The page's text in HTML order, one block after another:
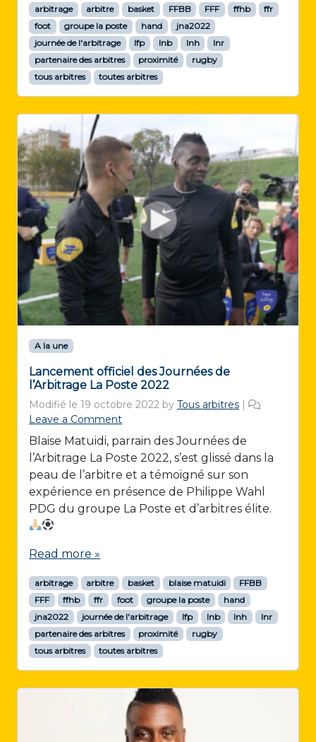
arbitrage arbitre basket FFBB FFF ffhb
ffr
foot
groupe la poste hand
jna2022
journée de l'arbitrage
lfp lnb lnh
lnr
partenaire des arbitres
proximité
rugby
tous arbitres
toutes arbitres
A la une
Lancement officiel des Journées de
l’Arbitrage La Poste 2022
Modifié le 19 octobre 2022 by Tous arbitres |
Leave a Comment
Blaise Matuidi, parrain des Journées de
l’Arbitrage La Poste 2022, s’est glissé dans la
peau de l’arbitre et a témoigné sur son
expérience en présence de Philippe Wahl
PDG du groupe La Poste et d’arbitres élite.
Read more »
arbitrage arbitre basket blaise matuidi
FFBB
FFF
ffhb ffr foot groupe la poste
hand
jna2022
journée de l'arbitrage lfp lnb lnh
lnr
partenaire des arbitres
proximité
rugby
tous arbitres
toutes arbitres